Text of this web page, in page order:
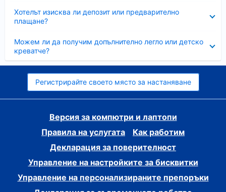
Хотелът изисква ли депозит или предварително
плащане?
Можем ли да получим допълнително легло или детско
креватче?
Регистрирайте своето място за настаняване
Версия за компютри и лаптопи
Правила на услугата
Как работим
Декларация за поверителност
Управление на настройките за бисквитки
Управление на персонализираните препоръки